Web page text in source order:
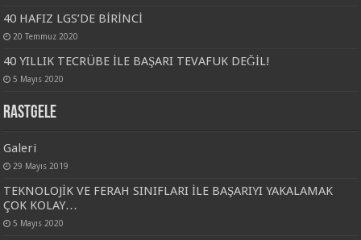
40 HAFIZ LGS’DE BİRİNCİ
20 Temmuz 2020
40 YILLIK TECRÜBE İLE BAŞARI TEVAFUK DEĞİL!
5 Mayıs 2020
Rastgele
Galeri
29 Mayıs 2019
TEKNOLOJİK VE FERAH SINIFLARI İLE BAŞARIYI YAKALAMAK
ÇOK KOLAY…
5 Mayıs 2020